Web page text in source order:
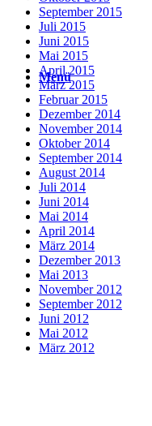
MenüMenü
September 2015
Juli 2015
Juni 2015
Mai 2015
April 2015
März 2015
Februar 2015
Dezember 2014
November 2014
Oktober 2014
September 2014
August 2014
Juli 2014
Juni 2014
Mai 2014
April 2014
März 2014
Dezember 2013
Mai 2013
November 2012
September 2012
Juni 2012
Mai 2012
März 2012